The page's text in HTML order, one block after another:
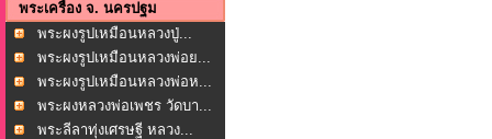
พระเครื่อง จ. นครปฐม
พระผงรูปเหมือนหลวงปู่...
พระผงรูปเหมือนหลวงพ่อย...
พระผงรูปเหมือนหลวงพ่อห...
พระผงหลวงพ่อเพชร วัดบา...
พระลีลาทุ่งเศรษฐี หลวง...